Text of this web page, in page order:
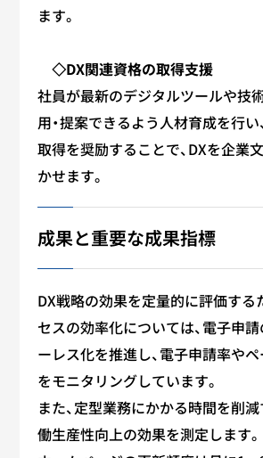
ます。
◇DX関連資格の取得支援
社員が最新のデジタルツールや技
用・提案できるよう人材育成を行い
取得を奨励することで、DXを企業
かせます。
成果と重要な成果指標
DX戦略の効果を定量的に評価する
セスの効率化については、電子申
ーレス化を推進し、電子申請率や
をモニタリングしています。
また、定型業務にかかる時間を削減
働生産性向上の効果を測定します。